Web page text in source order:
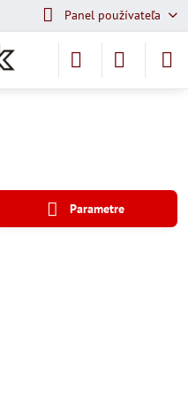
Panel používateľa
Parametre